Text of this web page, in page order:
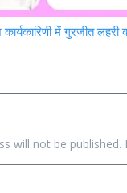
में गुरजीत लहरी
will not be published.